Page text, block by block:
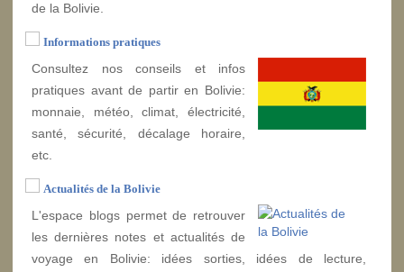
de la Bolivie.
Informations pratiques
Consultez nos conseils et infos
pratiques avant de partir en Bolivie:
monnaie, météo, climat, électricité,
santé, sécurité, décalage horaire,
etc.
Actualités de la Bolivie
L'espace blogs permet de retrouver
les dernières notes et actualités de
voyage en Bolivie: idées sorties, idées de lecture,